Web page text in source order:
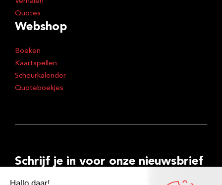
Quotes
Webshop
Boeken
Kaartspellen
Scheurkalender
Quoteboekjes
Schrijf je in voor onze nieuwsbrief